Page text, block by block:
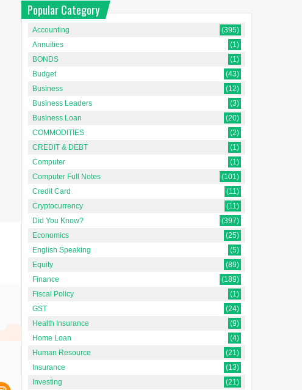
Popular Category
Accounting
(395)
Annuities
(1)
BONDS
(1)
Budget
(43)
Business
(12)
Business Leaders
(3)
Business Loan
(20)
COMMODITIES
(2)
CREDIT & DEBT
(1)
Computer
(1)
Computer Full Notes
(101)
Credit Card
(11)
Cryptocurrency
(11)
Did You Know?
(397)
Economics
(25)
English Speaking
(5)
Equity
(89)
Finance
(189)
Fiscal Policy
(1)
GST
(24)
Health Insurance
(9)
Home Loan
(4)
Human Resource
(21)
Insurance
(13)
Investing
(21)